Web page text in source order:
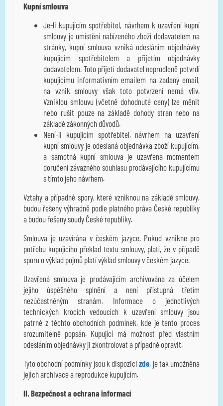
Kupní smlouva
Je-li kupujícím spotřebitel, návrhem k uzavření kupní
smlouvy je umístění nabízeného zboží dodavatelem na
stránky, kupní smlouva vzniká odesláním objednávky
kupujícím spotřebitelem a přijetím objednávky
dodavatelem. Toto přijetí dodavatel neprodleně potvrdí
kupujícímu informativním emailem na zadaný email,
na vznik smlouvy však toto potvrzení nemá vliv.
Vzniklou smlouvu (včetně dohodnuté ceny) lze měnit
nebo rušit pouze na základě dohody stran nebo na
základě zákonných důvodů.
Není-li kupujícím spotřebitel, návrhem na uzavření
kupní smlouvy je odeslaná objednávka zboží kupujícím,
a samotná kupní smlouva je uzavřena momentem
doručení závazného souhlasu prodávajícího kupujícímu
s tímto jeho návrhem.
Vztahy a případné spory, které vzniknou na základě smlouvy,
budou řešeny výhradně podle platného práva České republiky
a budou řešeny soudy České republiky.
Smlouva je uzavírána v českém jazyce. Pokud vznikne pro
potřebu kupujícího překlad textu smlouvy, platí, že v případě
sporu o výklad pojmů platí výklad smlouvy v českém jazyce.
Uzavřená smlouva je prodávajícím archivována za účelem
jejího úspěšného splnění a není přístupná třetím
nezúčastněným stranám. Informace o jednotlivých
technických krocích vedoucích k uzavření smlouvy jsou
patrné z těchto obchodních podmínek, kde je tento proces
srozumitelně popsán. Kupující má možnost před vlastním
odesláním objednávky ji zkontrolovat a případně opravit.
Tyto obchodní podmínky jsou k dispozici zde, je tak umožněna
jejich archivace a reprodukce kupujícím.
II. Bezpečnost a ochrana informací